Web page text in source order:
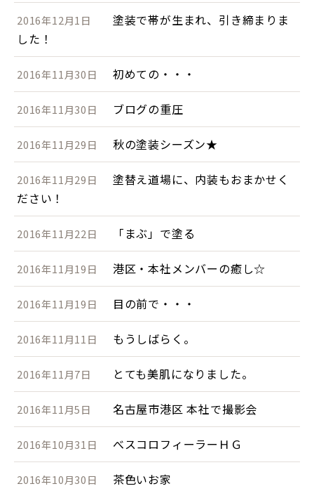
2016年12月1日
塗装で帯が生まれ、引き締まりま
した！
2016年11月30日 初めての・・・
2016年11月30日 ブログの重圧
2016年11月29日 秋の塗装シーズン★
2016年11月29日
塗替え道場に、内装もおまかせく
ださい！
2016年11月22日 「まぶ」で塗る
2016年11月19日 港区・本社メンバーの癒し☆
2016年11月19日 目の前で・・・
2016年11月11日 もうしばらく。
2016年11月7日 とても美肌になりました。
2016年11月5日 名古屋市港区 本社で撮影会
2016年10月31日 べスコロフィーラーＨＧ
2016年10月30日 茶色いお家